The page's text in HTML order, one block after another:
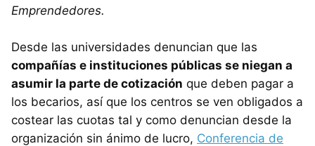
Emprendedores.
Desde las universidades denuncian que las
compañías e instituciones públicas se niegan a
asumir la parte de cotización que deben pagar a
los becarios, así que los centros se ven obligados a
costear las cuotas tal y como denuncian desde la
organización sin ánimo de lucro, Conferencia de